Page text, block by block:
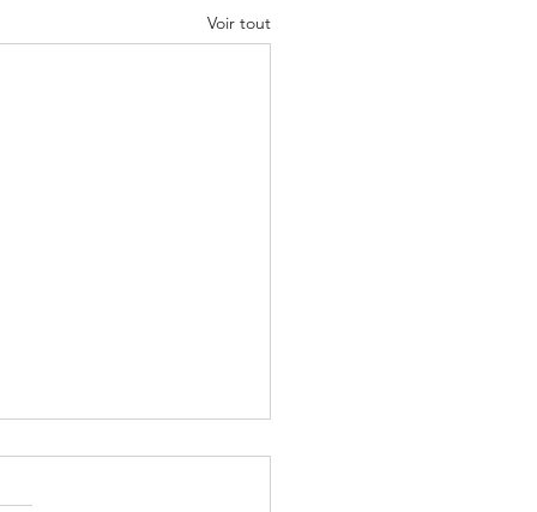
Voir tout